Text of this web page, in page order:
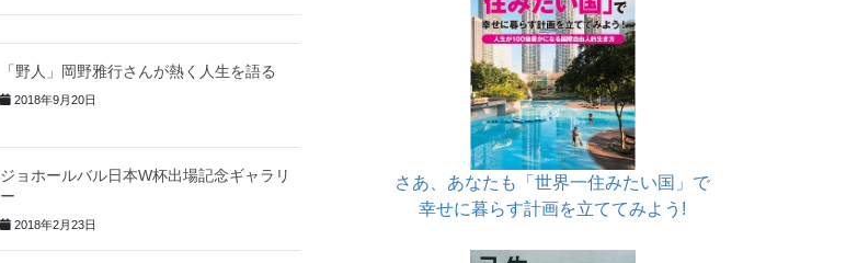
「野人」岡野雅行さんが熱く人生を語る
2018年9月20日
ジョホールバル日本W杯出場記念ギャラリ
ー
2018年2月23日
さあ、あなたも「世界一住みたい国」で
幸せに暮らす計画を立ててみよう!